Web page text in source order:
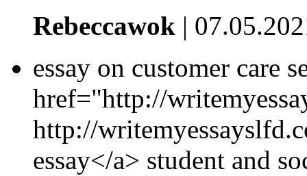
Rebeccawok |
essay on customer care
href="http://
http://
essay</a> student and